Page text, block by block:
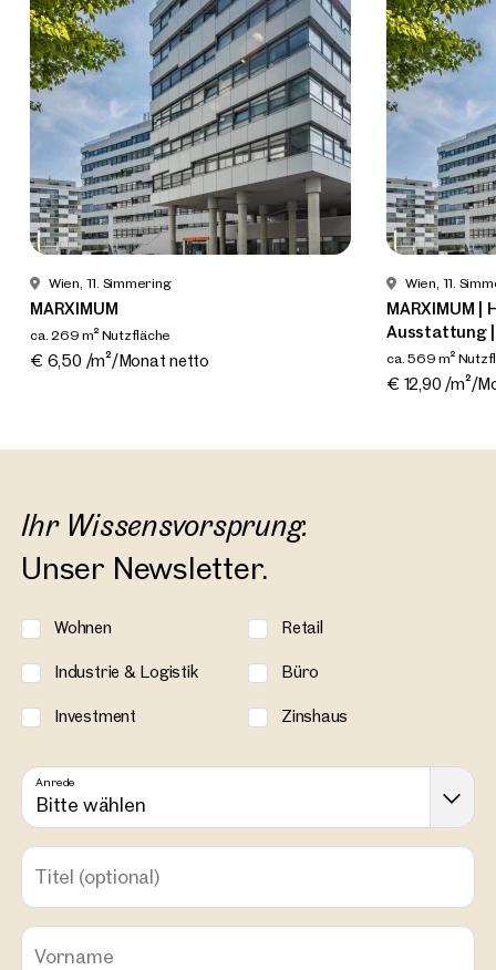
Wien, 11. Simmering
MARXIMUM
ca. 269 m² Nutzfläche
Verfügbar Nach Vereinbarung
€ 6,50 /m²/Monat netto
Wien, 11.
MARXIMUM
Ausstattung
ca. 569 m²
Verfügbar
€ 12,90 /m²/
Ihr Wissensvorsprung.
Unser Newsletter.
Wohnen Retail
Industrie & Logistik Büro
Investment Zinshaus
Anrede
Bitte wählen
Titel (optional)
Vorname